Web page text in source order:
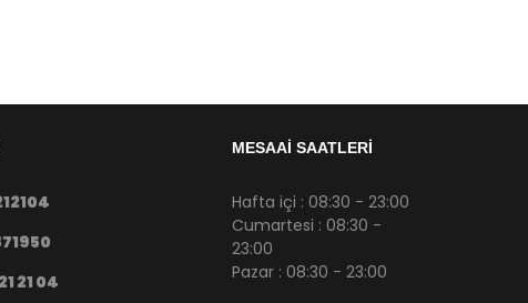
21 04
MESAAİ SAATLERİ
Hafta içi : 08:30 - 23:00
Cumartesi : 08:30 -
23:00
Pazar : 08:30 - 23:00